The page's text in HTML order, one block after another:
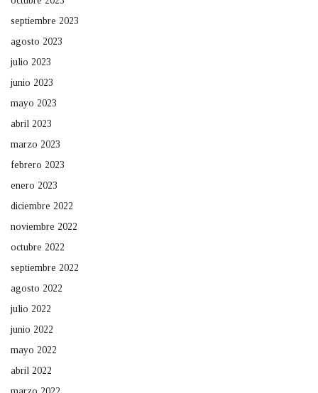
septiembre 2023
agosto 2023
julio 2023
junio 2023
mayo 2023
abril 2023
marzo 2023
febrero 2023
enero 2023
diciembre 2022
noviembre 2022
octubre 2022
septiembre 2022
agosto 2022
julio 2022
junio 2022
mayo 2022
abril 2022